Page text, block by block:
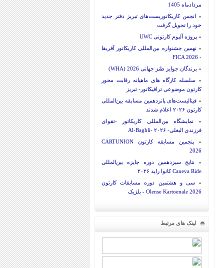
مردادماه 1405
» انجمن کاریکاتوریست‌های تبریز دفتر جدید
خود را تحویل گرفت
» پروژه آلبوم کارتونی UWC
» نهمین جشنواره بین‌المللی کاریکاتور آفریقا
- FICA 2026
» برندگان جوایز طنز جهانی 2026 (WHA)
» سلسله کارگاه های ماهیانه رقابت محور
کارتون موضوعی ترافیکاتور- تبریز
» فینالیست‌های پانزدهمین مسابقه بین‌المللی
کارتون ۲۰۲۶ اعلام شدند
» نمایشگاه بین‌المللی کاریکاتور -تقوای
فرزندی البغلی- Al-Baghli- ۲۰۲۶
»
پنجمین مسابقه کارتون CARTUNION
2026
» نتایج سیزدهمین دوره جایزه بین‌المللی
Caneva Ride کانوا راید ۲۰۲۶
»سی و هشتمین دوره مسابقات کارتون
Olense Kartoenale 2026 - بلژیک
لینک های مرتبط